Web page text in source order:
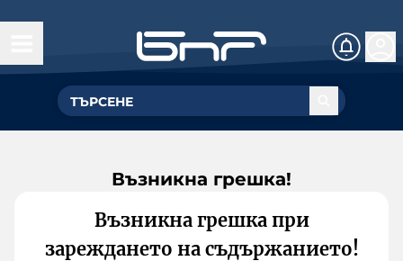
Възникна грешка!
Възникна грешка при
зареждането на съдържанието!